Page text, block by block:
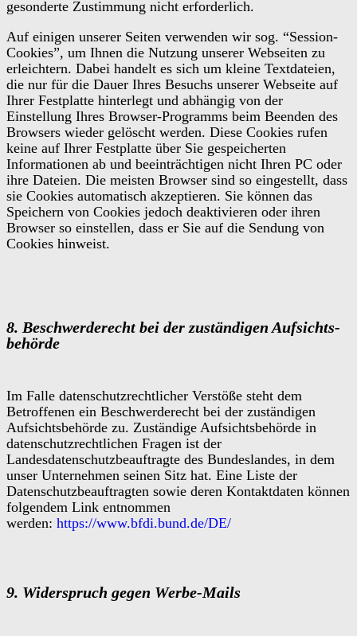
gesonderte Zustimmung nicht erforderlich.
Auf einigen unserer Seiten verwenden wir sog. “Session-
Cookies”, um Ihnen die Nutzung unserer Webseiten zu
erleichtern. Dabei handelt es sich um kleine Textdateien,
die nur für die Dauer Ihres Besuchs unserer Webseite auf
Ihrer Festplatte hinterlegt und abhängig von der
Einstellung Ihres Browser-Programms beim Beenden des
Browsers wieder gelöscht werden. Diese Cookies rufen
keine auf Ihrer Festplatte über Sie gespeicherten
Informationen ab und beeinträchtigen nicht Ihren PC oder
ihre Dateien. Die meisten Browser sind so eingestellt, dass
sie Cookies automatisch akzeptieren. Sie können das
Speichern von Cookies jedoch deaktivieren oder ihren
Browser so einstellen, dass er Sie auf die Sendung von
Cookies hinweist.
8. Beschwerderecht bei der zuständigen Aufsichts­
behörde
Im Falle datenschutzrechtlicher Verstöße steht dem
Betroffenen ein Beschwerderecht bei der zuständigen
Aufsichtsbehörde zu. Zuständige Aufsichtsbehörde in
datenschutzrechtlichen Fragen ist der
Landesdatenschutzbeauftragte des Bundeslandes, in dem
unser Unternehmen seinen Sitz hat. Eine Liste der
Datenschutzbeauftragten sowie deren Kontaktdaten können
folgendem Link entnommen
werden: https://www.bfdi.bund.de/DE/
9. Widerspruch gegen Werbe-Mails